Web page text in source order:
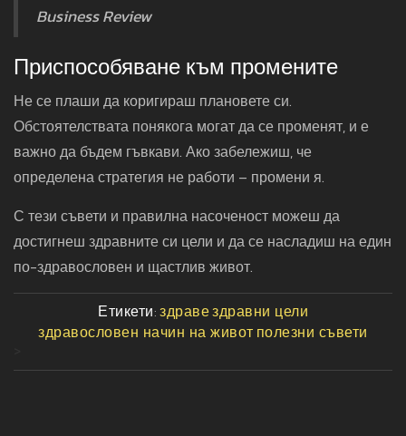
Business Review
Приспособяване към промените
Не се плаши да коригираш плановете си.
Обстоятелствата понякога могат да се променят, и е
важно да бъдем гъвкави. Ако забележиш, че
определена стратегия не работи – промени я.
С тези съвети и правилна насоченост можеш да
достигнеш здравните си цели и да се насладиш на един
по-здравословен и щастлив живот.
Етикети:здравездравни цели
здравословен начин на живот полезни съвети